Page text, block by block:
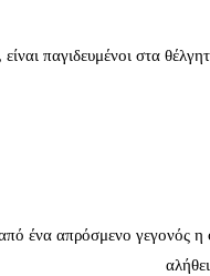
παγιδευμένοι στα
ένα απρόσμενο γεγονός η